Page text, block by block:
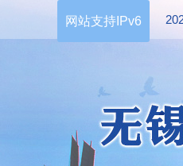
网站支持IPv6